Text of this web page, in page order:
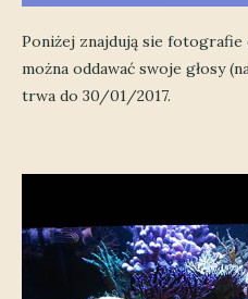
Poniżej znajdują sie
można oddawać swoje głosy
trwa do 30/01/2017.